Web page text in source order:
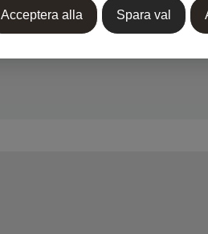
Acceptera alla Spara val